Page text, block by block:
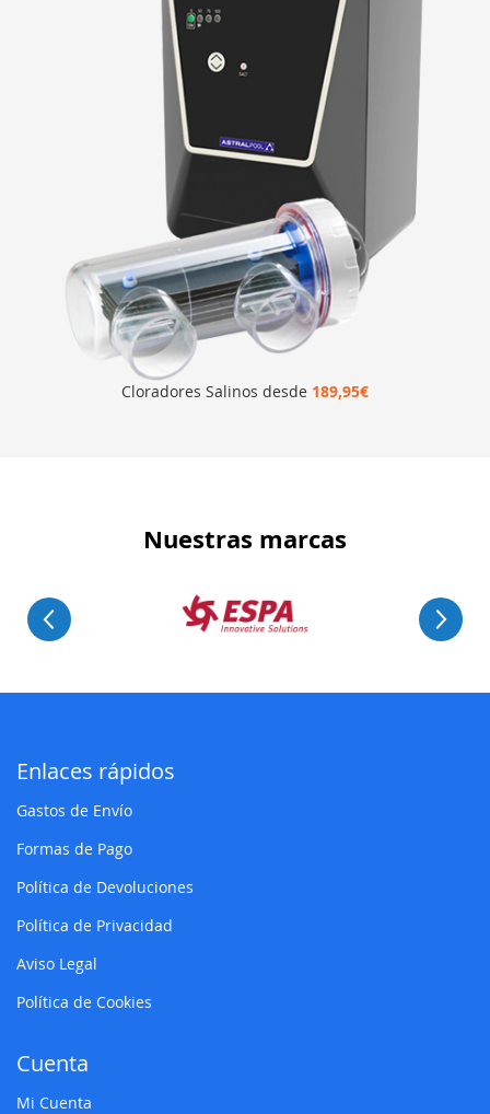
Cloradores Salinos desde 189,95€
Nuestras marcas
Enlaces rápidos
Gastos de Envío
Formas de Pago
Política de Devoluciones
Política de Privacidad
Aviso Legal
Política de Cookies
Cuenta
Mi Cuenta